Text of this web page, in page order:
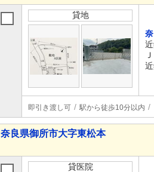
貸地
即引き渡し可 駅から徒歩10分以内
奈良県御所市大字東松本
貸医院